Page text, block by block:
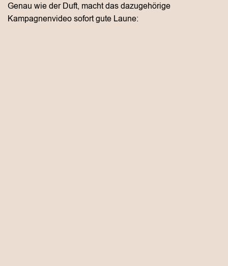
Genau wie der Duft, macht das dazugehörige
Kampagnenvideo sofort gute Laune: